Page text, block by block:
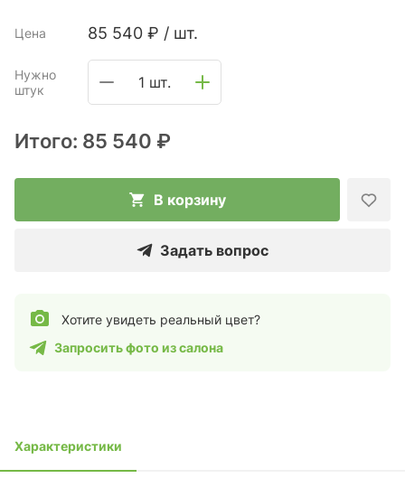
Цена 85 540 ₽ / шт.
Нужно
штук
1 шт.
Итого: 85 540 ₽
В корзину
Задать вопрос
Хотите увидеть реальный цвет?
Запросить фото из салона
Характеристики